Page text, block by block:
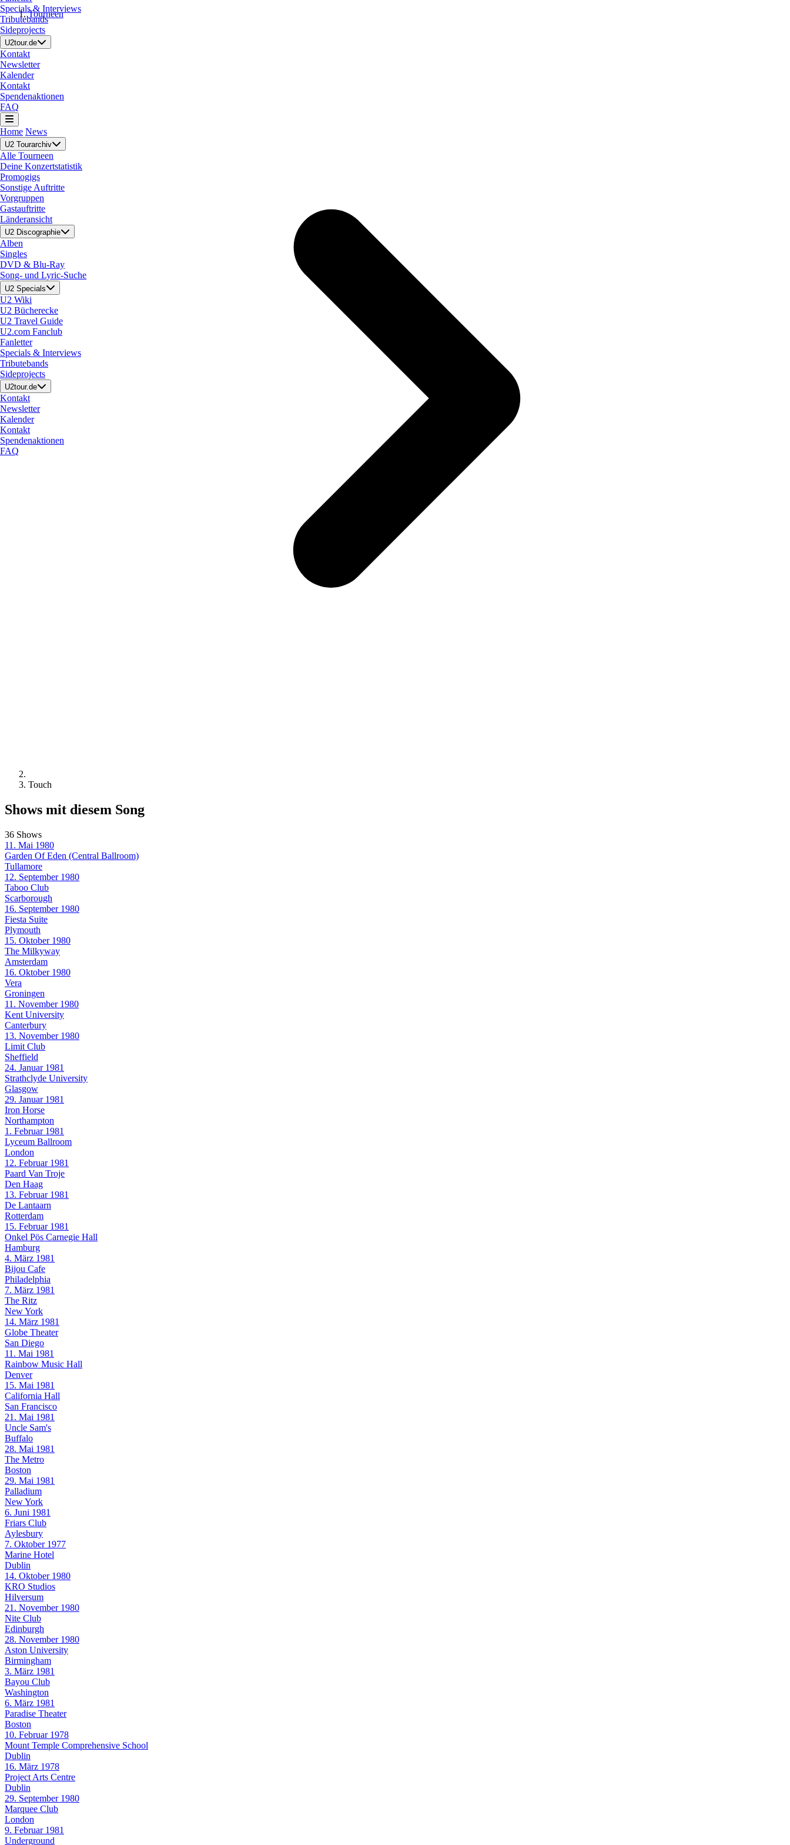
Specials & Interviews
Tributebands
Sideprojects
U2tour.de
Kontakt
Newsletter
Kalender
Kontakt
Spendenaktionen
FAQ
Home News
U2 Tourarchiv
Alle Tourneen
Deine Konzertstatistik
Promogigs
Sonstige Auftritte
Vorgruppen
Gastauftritte
Länderansicht
U2 Discographie
Alben
Singles
DVD & Blu-Ray
Song- und Lyric-Suche
U2 Specials
U2 Wiki
U2 Bücherecke
U2 Travel Guide
U2.com Fanclub
Fanletter
Specials & Interviews
Tributebands
Sideprojects
U2tour.de
Kontakt
Newsletter
Kalender
Kontakt
Spendenaktionen
FAQ
Tourneen
Touch
Shows mit diesem Song
36 Shows
11. Mai 1980
Garden Of Eden (Central Ballroom)
Tullamore
12. September 1980
Taboo Club
Scarborough
16. September 1980
Fiesta Suite
Plymouth
15. Oktober 1980
The Milkyway
Amsterdam
16. Oktober 1980
Vera
Groningen
11. November 1980
Kent University
Canterbury
13. November 1980
Limit Club
Sheffield
24. Januar 1981
Strathclyde University
Glasgow
29. Januar 1981
Iron Horse
Northampton
1. Februar 1981
Lyceum Ballroom
London
12. Februar 1981
Paard Van Troje
Den Haag
13. Februar 1981
De Lantaarn
Rotterdam
15. Februar 1981
Onkel Pös Carnegie Hall
Hamburg
4. März 1981
Bijou Cafe
Philadelphia
7. März 1981
The Ritz
New York
14. März 1981
Globe Theater
San Diego
11. Mai 1981
Rainbow Music Hall
Denver
15. Mai 1981
California Hall
San Francisco
21. Mai 1981
Uncle Sam's
Buffalo
28. Mai 1981
The Metro
Boston
29. Mai 1981
Palladium
New York
6. Juni 1981
Friars Club
Aylesbury
7. Oktober 1977
Marine Hotel
Dublin
14. Oktober 1980
KRO Studios
Hilversum
21. November 1980
Nite Club
Edinburgh
28. November 1980
Aston University
Birmingham
3. März 1981
Bayou Club
Washington
6. März 1981
Paradise Theater
Boston
10. Februar 1978
Mount Temple Comprehensive School
Dublin
16. März 1978
Project Arts Centre
Dublin
29. September 1980
Marquee Club
London
9. Februar 1981
Underground